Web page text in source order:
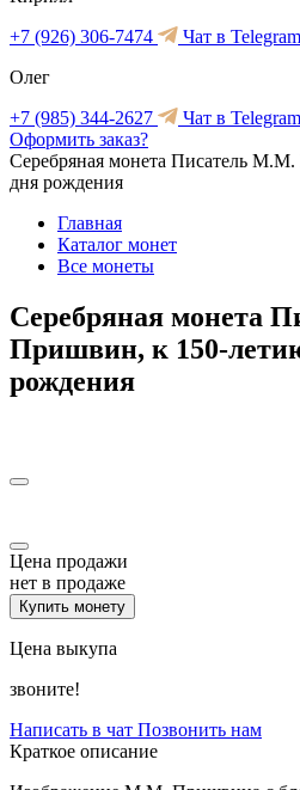
+7 (926) 306-7474
Чат в Telegram
Олег
+7 (985) 344-2627
Чат в Telegram
Оформить заказ?
Серебряная монета Писатель
дня рождения
Главная
Каталог монет
Все монеты
Серебряная монета
Пришвин, к 150-
рождения
Цена продажи
нет в продаже
Купить монету
Цена выкупа
звоните!
Написать в чат Позвонить нам
Краткое описание